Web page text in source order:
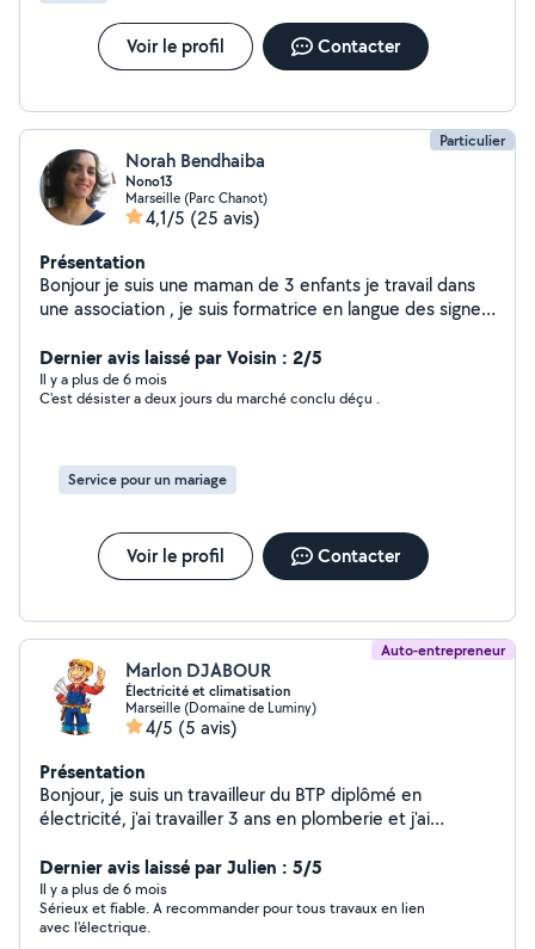
Voir le profil Contacter
Particulier
Norah Bendhaiba
Nono13
Marseille (Parc Chanot)
4,1/5 (25 avis)
Présentation
Bonjour je suis une maman de 3 enfants je travail dans
une association , je suis formatrice en langue des signes
des spécialités marocaines ,parfois je peux aussi servir
dans des mariages ou autres fêtes familiales.....Merci à
vous et à bientôt!!!!!
Dernier avis laissé par Voisin : 2/5
Il y a plus de 6 mois
C'est désister a deux jours du marché conclu déçu .
Service pour un mariage
Voir le profil Contacter
Auto-entrepreneur
Marlon DJABOUR
Électricité et climatisation
Marseille (Domaine de Luminy)
4/5 (5 avis)
Présentation
Bonjour, je suis un travailleur du BTP diplômé en
électricité, j'ai travailler 3 ans en plomberie et j'ai
je suis donc polyvalent, ayant des connaissances dans
chaque domaine. Cordialement votre fidèle travailleur.
Dernier avis laissé par Julien : 5/5
Il y a plus de 6 mois
Sérieux et fiable. A recommander pour tous travaux en lien
avec l'électrique.